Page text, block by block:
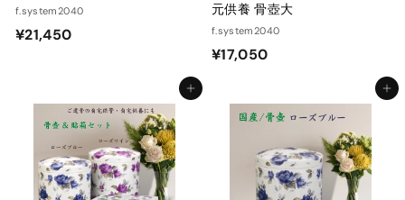
f.system2040
¥21,450¥
,
4
5
0
元供養 骨壺大
f.system2040
¥17,050¥
7
,
0
5
0
カートに入れる カートに入れる